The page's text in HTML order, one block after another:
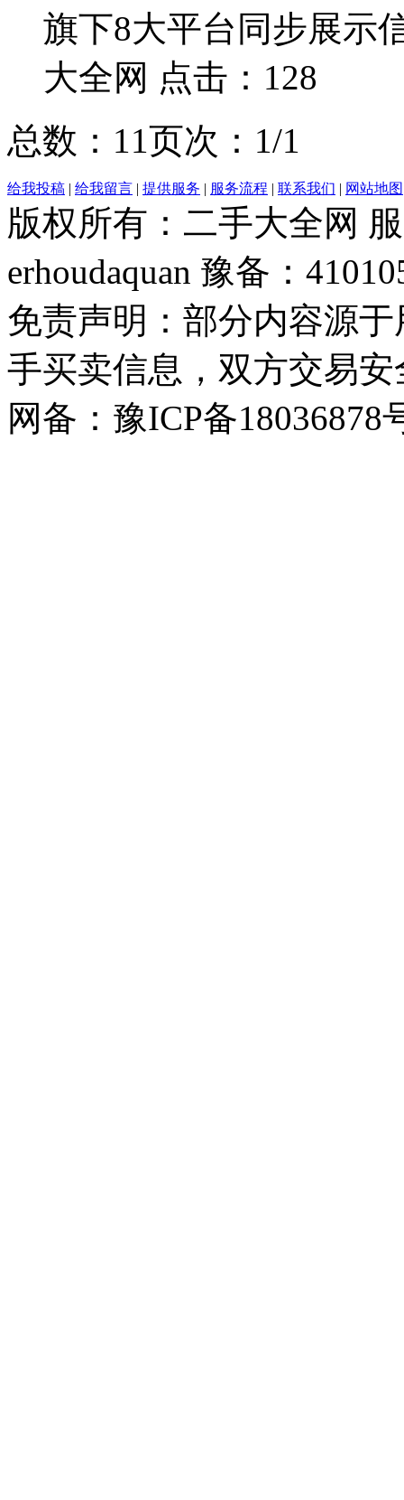
旗下8大平台同步展示
大全网 点击：128
总数：11页次：1/1
给我投稿 | 给我留言 | 提供服务 | 服务流程 | 联系我们 | 网站地图
版权所有：二手大全网
erhoudaquan 豫备：
免责声明：部分内容源
手买卖信息，双方交易
网备：豫ICP备18036878